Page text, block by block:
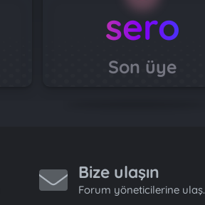
sero
Son üye
Bize ulaşın
Forum yöneticilerine ulaş.